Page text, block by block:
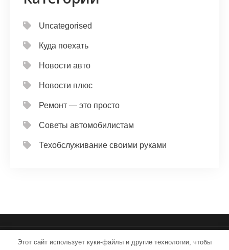
Uncategorised
Куда поехать
Новости авто
Новости плюс
Ремонт — это просто
Советы автомобилистам
Техобслуживание своими руками
iron-service.ru - Работает на WordPress
Этот сайт использует куки-файлы и другие технологии, чтобы